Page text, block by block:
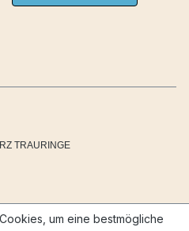
TRAURINGE
um eine bestmögliche